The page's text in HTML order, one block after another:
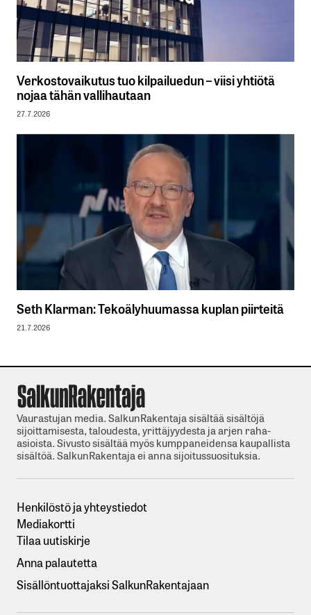
Verkostovaikutus tuo kilpailuedun – viisi yhtiötä
nojaa tähän vallihautaan
27.7.2026
Seth Klarman: Tekoälyhuumassa kuplan piirteitä
21.7.2026
Vaurastujan media. SalkunRakentaja sisältää sisältöjä
sijoittamisesta, taloudesta, yrittäjyydesta ja arjen raha-
asioista. Sivusto sisältää myös kumppaneidensa kaupallista
sisältöä. SalkunRakentaja ei anna sijoitussuosituksia.
Henkilöstö ja yhteystiedot
Mediakortti
Tilaa uutiskirje
Anna palautetta
Sisällöntuottajaksi SalkunRakentajaan